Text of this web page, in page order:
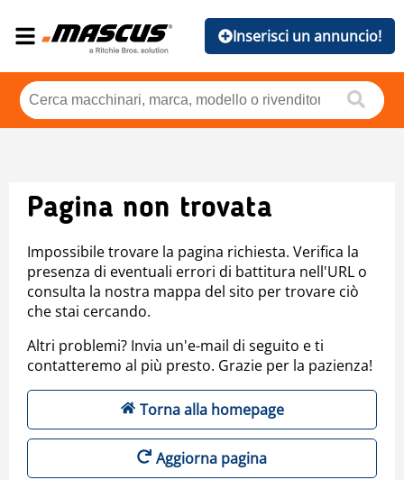
Inserisci un annuncio!
Pagina non trovata
Impossibile trovare la pagina richiesta. Verifica la
presenza di eventuali errori di battitura nell'URL o
consulta la nostra mappa del sito per trovare ciò
che stai cercando.
Altri problemi? Invia un'e-mail di seguito e ti
contatteremo al più presto. Grazie per la pazienza!
Torna alla homepage
Aggiorna pagina